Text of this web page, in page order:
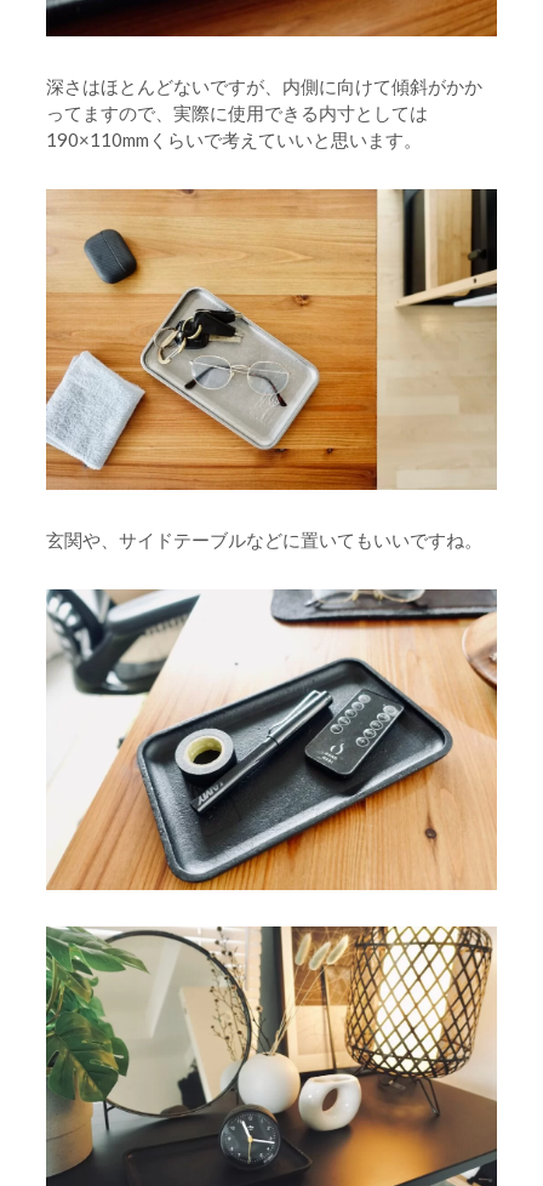
深さはほとんどないですが、内側に向けて傾斜がかか
ってますので、実際に使用できる内寸としては
190×110mmくらいで考えていいと思います。
玄関や、サイドテーブルなどに置いてもいいですね。